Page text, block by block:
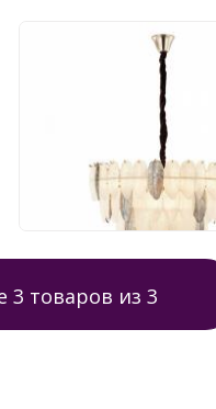
Люстра Arte Milano
45 948 руб.
3 товаров из 3